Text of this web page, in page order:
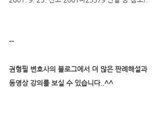
--
권형필 변호사의 블로그에서 더 많은 판례해설과
동영상 강의를 보실 수 있습니다..^^